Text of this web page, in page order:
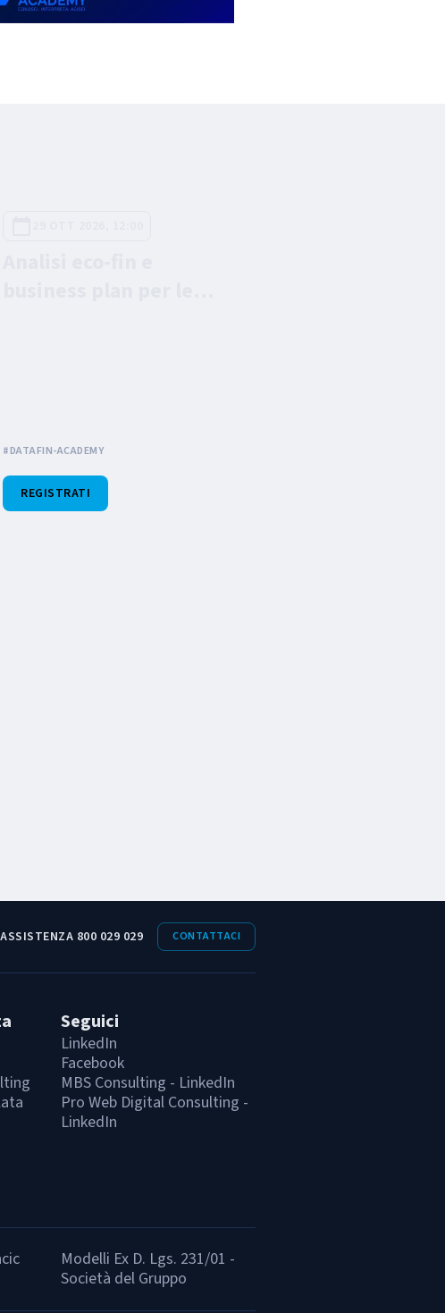
#DATAFIN-ACADEMY
REGISTRATI
ASSISTENZA 800 029 029 CONTATTACI
Seguici
LinkedIn
Facebook
MBS Consulting - LinkedIn
Pro Web Digital Consulting -
LinkedIn
Modelli Ex D. Lgs. 231/01 -
Società del Gruppo